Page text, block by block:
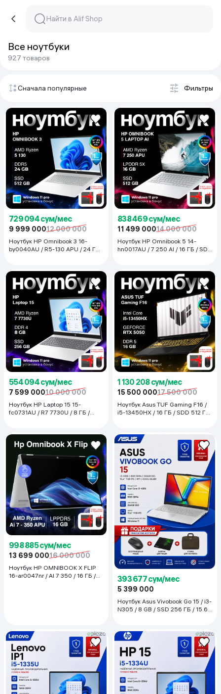
Все ноутбуки
927 товаров
Сначала популярные Фильтры
729 094 сум/мес
9 999 00012 000 000
Ноутбук HP Omnibook 3 16-
by0040AU / R5-130 APU / 24 ГБ /
838 469 сум/мес
11 499 00014 000 000
Ноутбук HP Omnibook 5 14-
hn0017AU / 7 250 AI / 16 ГБ / SDD
554 094 сум/мес
7 599 00010 000 000
Ноутбук HP Laptop 15 15-
fc0731AU / R7 7730U / 8 ГБ /
1 130 208 сум/мес
15 500 00017 500 000
Ноутбук Asus TUF Gaming F16 /
i5-13450HX / 16 ГБ / SDD 512 ГБ
998 885 сум/мес
13 699 00016 000 000
Ноутбук HP OMNIBOOK X FLIP
16-ar0047nr / AI 7 350 / 16 ГБ /
393 677 сум/мес
5 399 000
Ноутбук Asus Vivobook Go 15 / i3-
N305 / 8 GB / SSD 256 ГБ / 15.6",